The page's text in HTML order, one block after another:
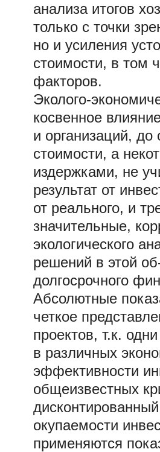
анализа итогов
только с точки
но и усиления
стоимости, в том
факторов.
Эколого-
косвенное
и организаций,
стоимости, а
издержками, не
результат от
от реального, и
значительные,
экологического
решений в этой
долгосрочного
Абсолютные
четкое
проектов, т.к.
в различных
эффективности
общеизвестных
окупаемости
применяются